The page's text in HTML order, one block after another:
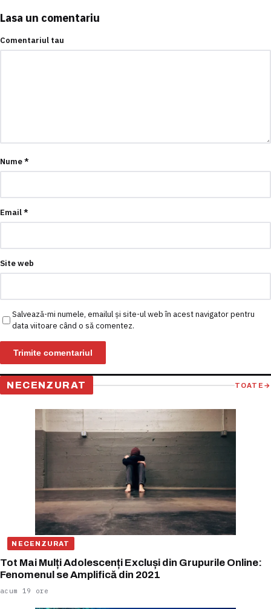
Lasa un comentariu
Comentariul tau
Nume*
Email*
Site web
Salvează-mi numele, emailul și site-ul web în acest navigator pentru
data viitoare când o să comentez.
NECENZURAT TOATE →
NECENZURAT
Tot Mai Mulți Adolescenți Excluși din Grupurile Online:
Fenomenul se Amplifică din 2021
acum 19 ore